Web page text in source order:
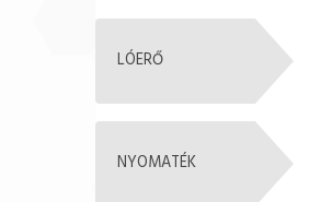
LÓERŐ
NYOMATÉK